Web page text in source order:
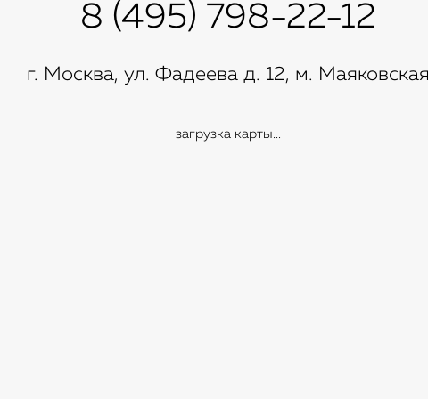
8 (495) 798-22-12
г. Москва, ул. Фадеева д. 12, м.
загрузка карты...